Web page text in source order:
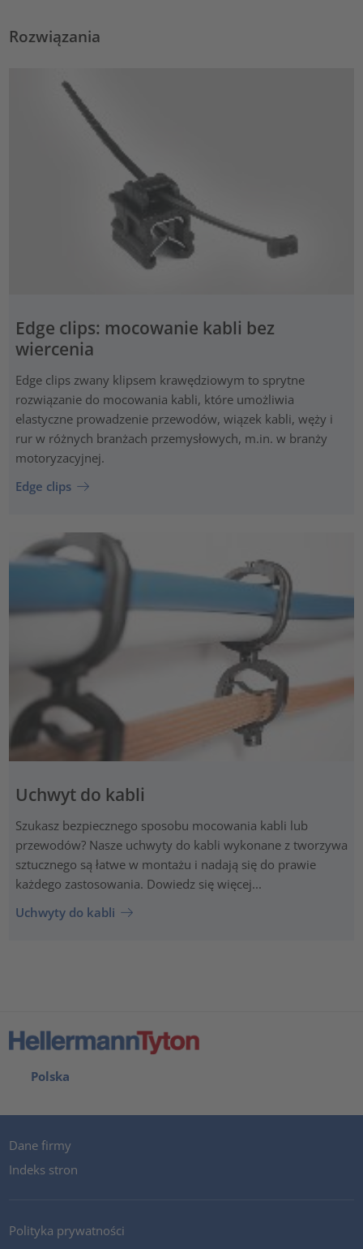
Rozwiązania
Edge clips: mocowanie kabli bez
wiercenia
Edge clips zwany klipsem krawędziowym to sprytne
rozwiązanie do mocowania kabli, które umożliwia
elastyczne prowadzenie przewodów, wiązek kabli, węży i
rur w różnych branżach przemysłowych, m.in. w branży
motoryzacyjnej.
Edge clips
Uchwyt do kabli
Szukasz bezpiecznego sposobu mocowania kabli lub
przewodów? Nasze uchwyty do kabli wykonane z tworzywa
sztucznego są łatwe w montażu i nadają się do prawie
każdego zastosowania. Dowiedz się więcej...
Uchwyty do kabli
Polska
Dane firmy
Indeks stron
Polityka prywatności